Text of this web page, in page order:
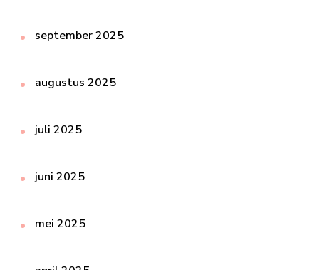
september 2025
augustus 2025
juli 2025
juni 2025
mei 2025